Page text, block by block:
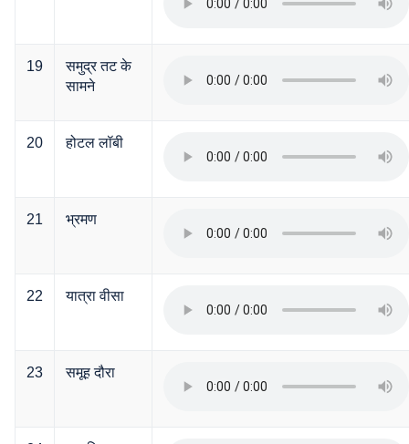
19
समुद्र तट के
सामने
20 होटल लॉबी
21 भ्रमण
22 यात्रा वीसा
23 समूह दौरा